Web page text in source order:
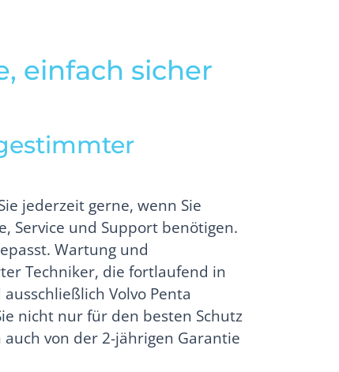
einfach sicher
jederzeit gerne, wenn Sie
Service und Support benötigen.
Wartung und
Techniker, die fortlaufend in
Volvo Penta
nicht nur für den besten Schutz
von der 2-jährigen Garantie